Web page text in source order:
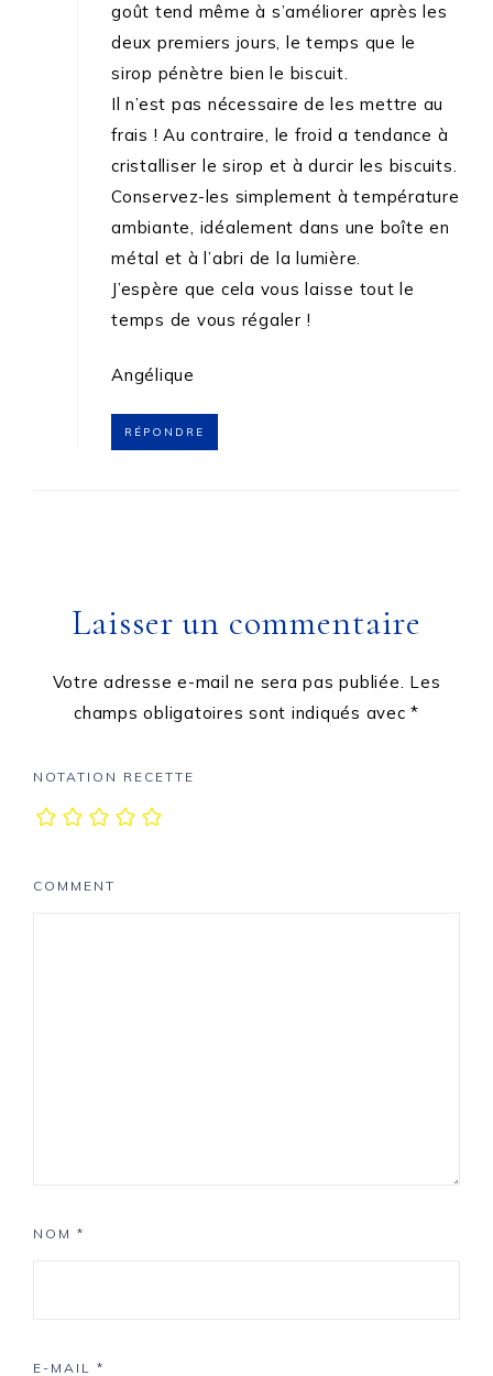
goût tend même à s’améliorer après les
deux premiers jours, le temps que le
sirop pénètre bien le biscuit.
Il n’est pas nécessaire de les mettre au
frais ! Au contraire, le froid a tendance à
cristalliser le sirop et à durcir les biscuits.
Conservez-les simplement à température
ambiante, idéalement dans une boîte en
métal et à l’abri de la lumière.
J’espère que cela vous laisse tout le
temps de vous régaler !
Angélique
RÉPONDRE
Laisser un commentaire
Votre adresse e-mail ne sera pas publiée. Les
champs obligatoires sont indiqués avec*
NOTATION RECETTE
COMMENT
NOM *
E-MAIL *